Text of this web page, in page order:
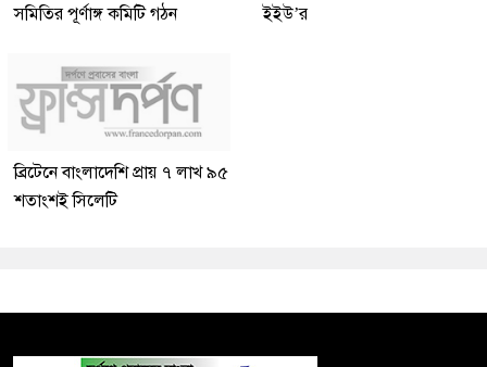
সমিতির পূর্ণাঙ্গ কমিটি গঠন
ইইউ’র
ব্রিটেনে বাংলাদেশি প্রায় ৭ লাখ ৯৫
শতাংশই সিলেটি